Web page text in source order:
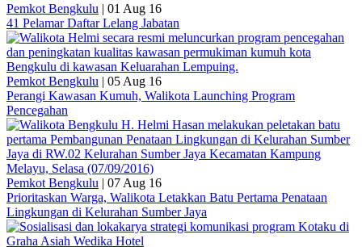
Pemkot Bengkulu | 01 Aug 16
41 Pelamar Daftar Lelang Jabatan
Pemkot Bengkulu | 05 Aug 16
Perangi Kawasan Kumuh, Walikota Launching Program
Pencegahan
Pemkot Bengkulu | 07 Aug 16
Prioritaskan Warga, Walikota Letakkan Batu Pertama Penataan
Lingkungan di Kelurahan Sumber Jaya